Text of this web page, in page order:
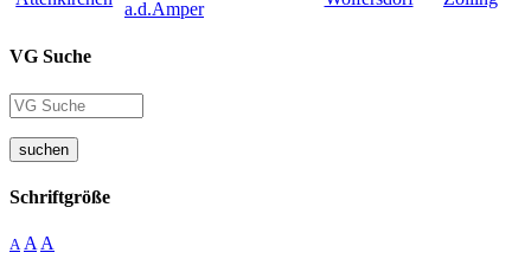
VG Suche
suchen
Schriftgröße
A A A